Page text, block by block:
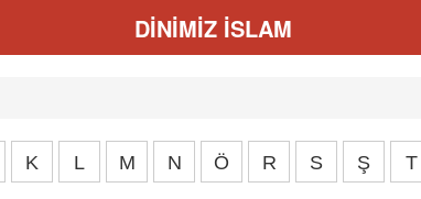
DİNİMİZ İSLAM
K L M N Ö R S Ş T